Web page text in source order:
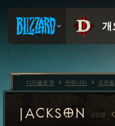
JACKSON #3198
디아블로 III 커뮤니티 프로필